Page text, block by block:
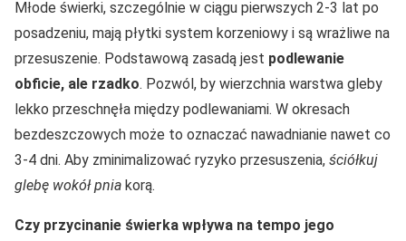
Młode świerki, szczególnie w ciągu pierwszych 2-3 lat po
posadzeniu, mają płytki system korzeniowy i są wrażliwe na
przesuszenie. Podstawową zasadą jest podlewanie
obficie, ale rzadko. Pozwól, by wierzchnia warstwa gleby
lekko przeschnęła między podlewaniami. W okresach
bezdeszczowych może to oznaczać nawadnianie nawet co
3-4 dni. Aby zminimalizować ryzyko przesuszenia, ściółkuj
glebę wokół pnia korą.
Czy przycinanie świerka wpływa na tempo jego